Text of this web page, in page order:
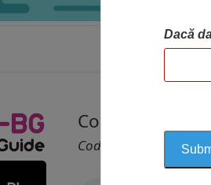
ACASA
Coloana din
Cod 2473
Dacă